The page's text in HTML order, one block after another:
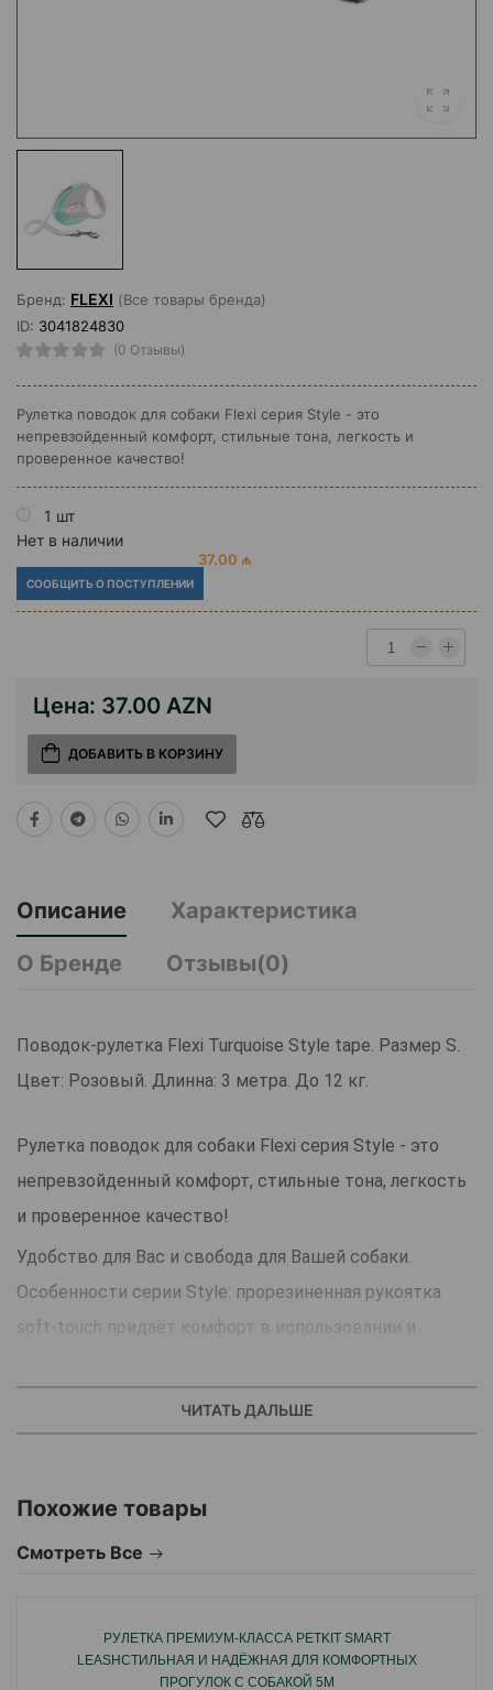
Бренд: FLEXI (Все товары бренда)
ID: 3041824830
(0 Отзывы)
Рулетка поводок для собаки Flexi серия Style - это
непревзойденный комфорт, стильные тона, легкость и
проверенное качество!
1 шт
Нет в наличии
37.00 ₼
СООБЩИТЬ О ПОСТУПЛЕНИИ
Цена: 37.00 AZN
ДОБАВИТЬ В КОРЗИНУ
Описание
Характеристика
О Бренде
Отзывы(0)
Поводок-рулетка Flexi Turquoise Style tape. Размер S.
Цвет: Розовый. Длинна: 3 метра. До 12 кг.
Рулетка поводок для собаки Flexi серия Style - это
непревзойденный комфорт, стильные тона, легкость
и проверенное качество!
Удобство для Вас и свобода для Вашей собаки.
Особенности серии Style: прорезиненная рукоятка
soft-touch придаёт комфорт в использовании и
Маленький размер рулетки: легко убрать в карман.
Запатентованная система сматывания и фиксации
контролировать поведение животного всего одним
движением пальца. Комфортная тормозная система.
На собаку весом до 12кг.
Вес рулетки: 117,8 г.
ЧИТАТЬ ДАЛЬШЕ
Похожие товары
Смотреть Все
РУЛЕТКА ПРЕМИУМ-КЛАССА PETKIT SMART
LEASHСТИЛЬНАЯ И НАДЁЖНАЯ ДЛЯ КОМФОРТНЫХ
ПРОГУЛОК С СОБАКОЙ 5М